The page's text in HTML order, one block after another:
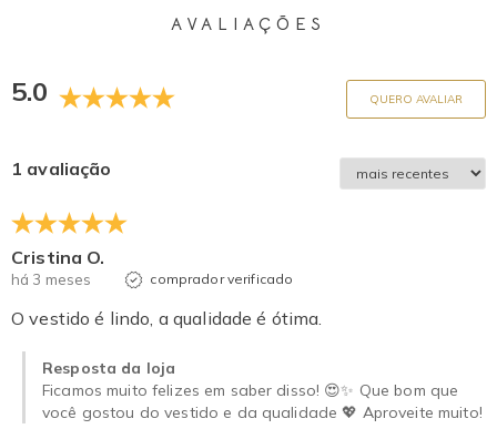
AVALIAÇÕES
5.0 QUERO AVALIAR
1 avaliação
Cristina O.
há 3 meses comprador verificado
O vestido é lindo, a qualidade é ótima.
Resposta da loja
Ficamos muito felizes em saber disso! 😍✨ Que bom que
você gostou do vestido e da qualidade 💖 Aproveite muito!